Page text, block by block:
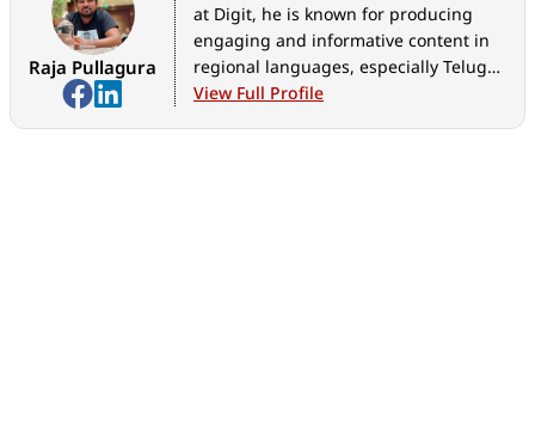
Raja Pullagura
at Digit, he is known for producing
engaging and informative content in
regional languages, especially Telugu.
With a growing interest in technology
View Full Profile